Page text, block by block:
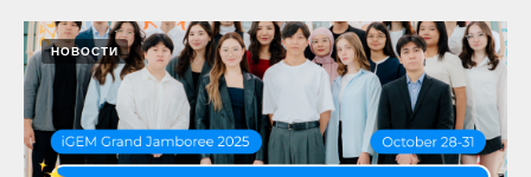
НОВОСТИ